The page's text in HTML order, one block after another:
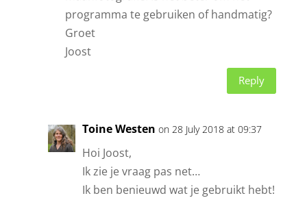
programma te gebruiken of handmatig?
Groet
Joost
Reply
Toine Westen on 28 July 2018 at 09:37
Hoi Joost,
Ik zie je vraag pas net…
Ik ben benieuwd wat je gebruikt hebt!